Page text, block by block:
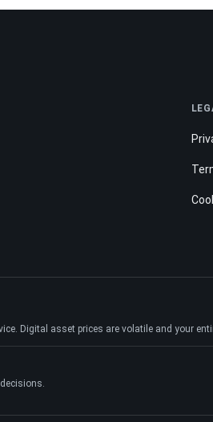
Digital asset prices are volatile and your